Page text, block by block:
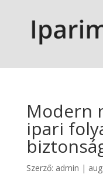
Modern
ipari
Szerző: admin |